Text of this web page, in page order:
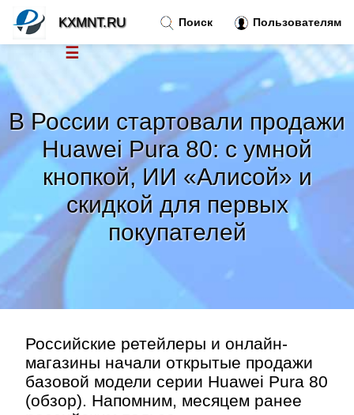
В России стартовали продажи
Huawei Pura 80: с умной
кнопкой, ИИ «Алисой» и
скидкой для первых
покупателей
Российские ретейлеры и онлайн-
магазины начали открытые продажи
базовой модели серии Huawei Pura 80
(обзор). Напомним, месяцем ранее
Поиск Пользователям
KXMNT.RU
☰
Тренды новостей»
Рубрики»
Правила »
Контакт